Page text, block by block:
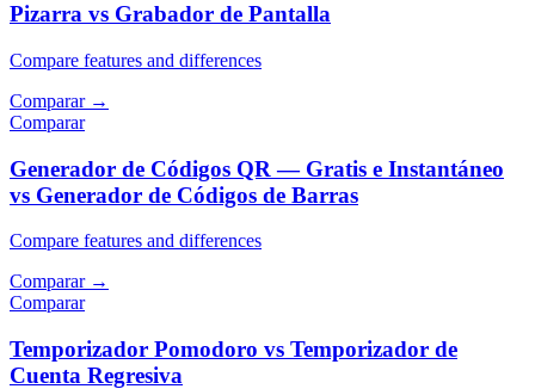
Pizarra vs Grabador de Pantalla
Compare features and differences
Comparar→
Comparar
Generador de Códigos QR — Gratis e Instantáneo
vs Generador de Códigos de Barras
Compare features and differences
Comparar→
Comparar
Temporizador Pomodoro vs Temporizador de
Cuenta Regresiva